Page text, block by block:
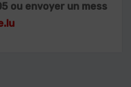
ou envoyer un mess